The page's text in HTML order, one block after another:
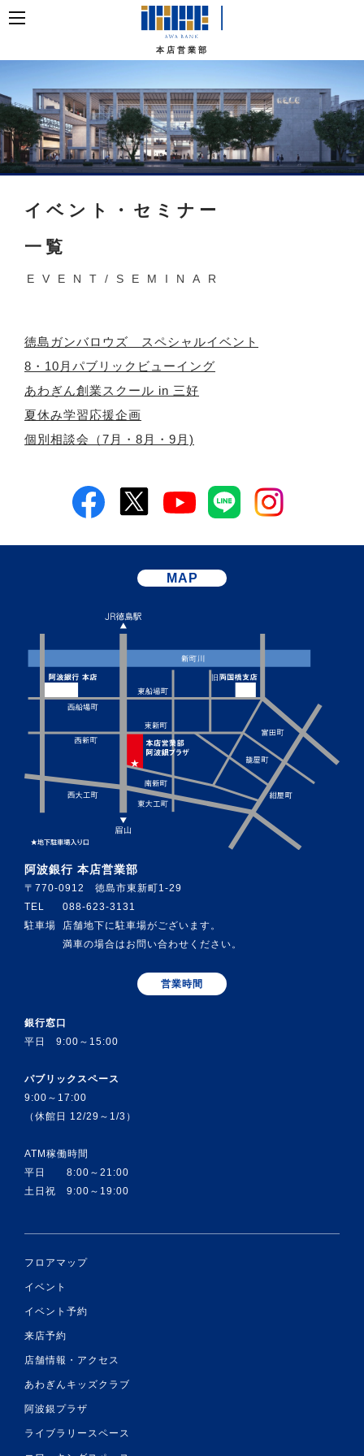
本店営業部
イベント・セミナー
一覧
EVENT/SEMINAR
徳島ガンバロウズ スペシャルイベント
8・10月パブリックビューイング
あわぎん創業スクール in 三好
夏休み学習応援企画
個別相談会（7月・8月・9月)
MAP
阿波銀行 本店営業部
〒770-0912 徳島市東新町1-29
TEL
088-623-3131
駐車場
店舗地下に駐車場がございます。
満車の場合はお問い合わせください。
営業時間
銀行窓口
平日 9:00～15:00
パブリックスペース
9:00～17:00
（休館日 12/29～1/3）
ATM稼働時間
平日 8:00～21:00
土日祝 9:00～19:00
フロアマップ
イベント
イベント予約
来店予約
店舗情報・アクセス
あわぎんキッズクラブ
阿波銀プラザ
ライブラリースペース